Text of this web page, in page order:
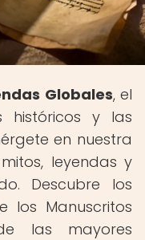
Globales, el
históricos y las
en nuestra
leyendas y
Descubre los
los Manuscritos
las mayores